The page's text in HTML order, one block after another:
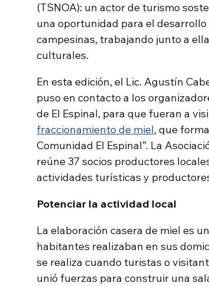
(TSNOA): un actor de turismo
una oportunidad para el
campesinas, trabajando junto a
culturales.
En esta edición, el Lic. Agustín
puso en contacto a los
de El Espinal, para que fueran a
fraccionamiento de miel, que
Comunidad El Espinal”. La
reúne 37 socios productores
actividades turísticas y
Potenciar la actividad local
La elaboración casera de miel es
habitantes realizaban en sus
se realiza cuando turistas o
unió fuerzas para construir una